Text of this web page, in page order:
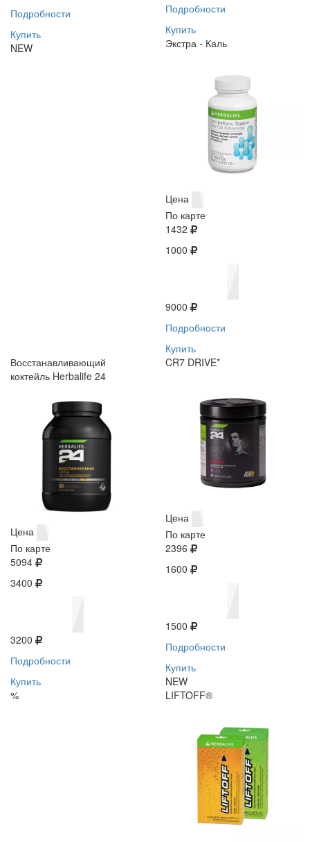
Подробности
Купить
NEW
Подробности
Купить
Экстра - Каль
Цена
По карте
1432
1000
9000
Подробности
Купить
Восстанавливающий
коктейль Herbalife 24
Цена
По карте
5094
3400
3200
Подробности
Купить
%
CR7 DRIVE*
Цена
По карте
2396
1600
1500
Подробности
Купить
NEW
LIFTOFF®